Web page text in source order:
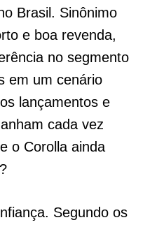
Brasil. Sinônimo
e boa revenda,
no segmento
em um cenário
lançamentos e
cada vez
o Corolla ainda
Segundo os